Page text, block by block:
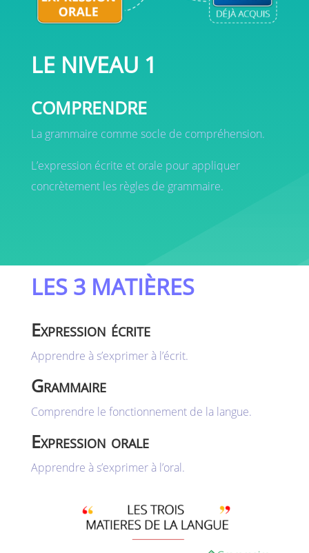
LE NIVEAU 1
COMPRENDRE
La grammaire comme socle de compréhension.
L’expression écrite et orale pour appliquer
concrètement les règles de grammaire.
LES 3 MATIÈRES
Expression écrite
Apprendre à s’exprimer à l’écrit.
Grammaire
Comprendre le fonctionnement de la langue.
Expression orale
Apprendre à s’exprimer à l’oral.